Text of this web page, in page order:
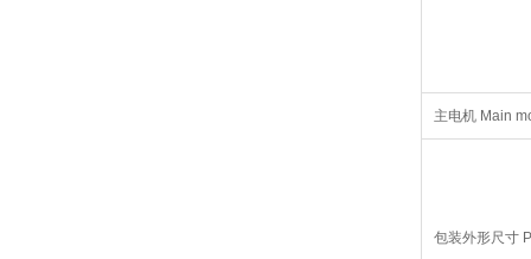
主电机 Main
包装外形尺寸